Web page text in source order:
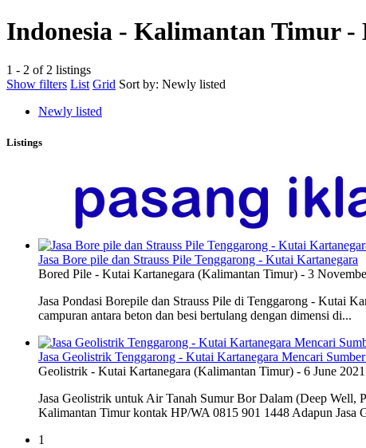
Indonesia - Kalimantan Timur
1 - 2 of 2 listings
Show filters List Grid Sort by: Newly listed
Newly listed
Listings
Jasa Bore pile dan Strauss Pile Tenggarong - Kutai Kartanegara
Bored Pile - Kutai Kartanegara (Kalimantan Timur) - 3
Jasa Pondasi Borepile dan Strauss Pile di Tenggarong - Kutai
campuran antara beton dan besi bertulang dengan dimensi di...
Jasa Geolistrik Tenggarong - Kutai Kartanegara Mencari
Geolistrik - Kutai Kartanegara (Kalimantan Timur) - 6 June 2021
Jasa Geolistrik untuk Air Tanah Sumur Bor Dalam (Deep Well,
Kalimantan Timur kontak HP/WA 0815 901 1448 Adapun Jasa
1